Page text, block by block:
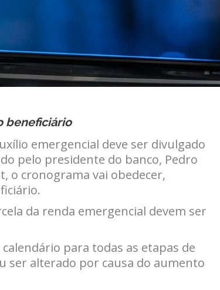
beneficiário
emergencial deve ser divulgado
pelo presidente do banco, Pedro
o cronograma vai obedecer,
da renda emergencial devem ser
para todas as etapas de
ser alterado por causa do aumento